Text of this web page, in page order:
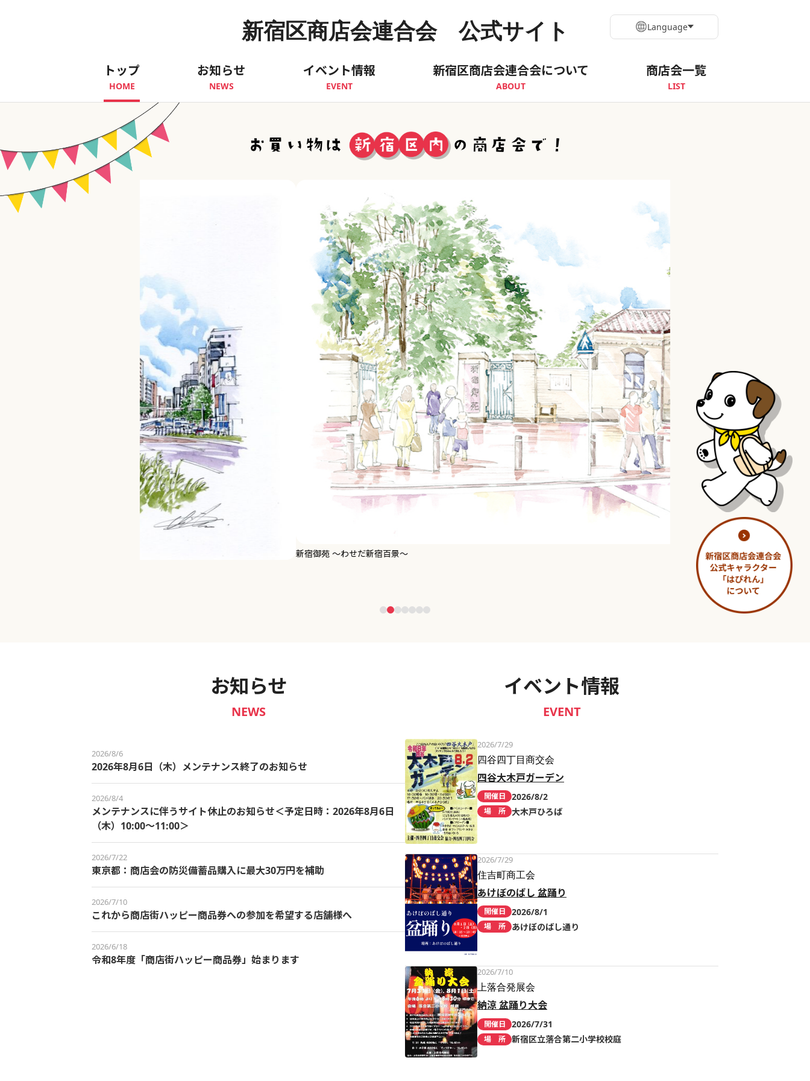
新宿区商店会連合会 公式サイト
トップ
HOME
お知らせ
NEWS
イベント情報
EVENT
新宿区商店会連合会について
ABOUT
商店会一覧
LIST
Language
淀橋市場 ～わせだ新宿百景～
お知らせ
NEWS
2026/8/6
2026年8月6日（木）メンテナンス終了のお知らせ
2026/8/4
メンテナンスに伴うサイト休止のお知らせ＜予定日時：2026年8月6日
（木）10:00～11:00＞
2026/7/22
東京都：商店会の防災備蓄品購入に最大30万円を補助
2026/7/10
これから商店街ハッピー商品券への参加を希望する店舗様へ
2026/6/18
令和8年度「商店街ハッピー商品券」始まります
イベント情報
EVENT
2026/7/29
四谷四丁目商交会
四谷大木戸ガーデン
開催日 2026/8/2
場 所 大木戸ひろば
2026/7/29
住吉町商工会
あけぼのばし 盆踊り
開催日 2026/8/1
場 所 あけぼのばし通り
2026/7/10
上落合発展会
納涼 盆踊り大会
開催日 2026/7/31
場 所 新宿区立落合第二小学校校庭